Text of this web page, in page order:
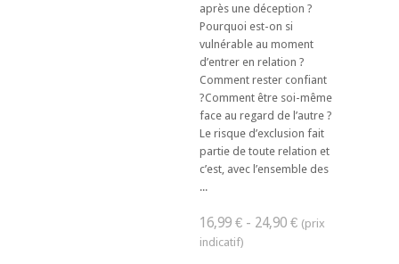
après une déception ?
Pourquoi est-on si
vulnérable au moment
d’entrer en relation ?
Comment rester confiant
?Comment être soi-même
face au regard de l’autre ?
Le risque d’exclusion fait
partie de toute relation et
c’est, avec l’ensemble des
...
16,99 € - 24,90 €